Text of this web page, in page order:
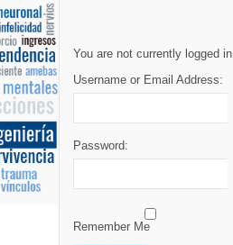
You are not currently logged in.
Username or Email Address:
Password:
Remember Me